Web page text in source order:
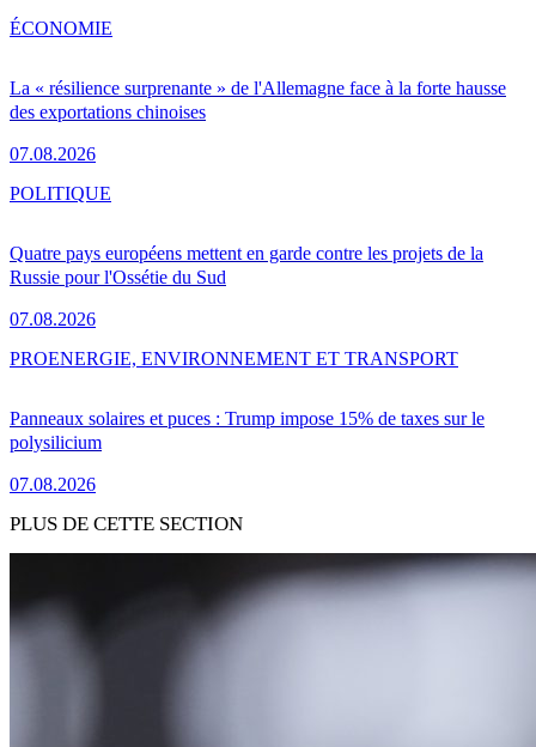
La « résilience surprenante » de l'Allemagne face à la forte hausse
des exportations chinoises
07.08.2026
ÉCONOMIE
Quatre pays européens mettent en garde contre les projets de la
Russie pour l'Ossétie du Sud
07.08.2026
POLITIQUE
Panneaux solaires et puces : Trump impose 15% de taxes sur le
polysilicium
07.08.2026
PROENERGIE, ENVIRONNEMENT ET TRANSPORT
PLUS DE CETTE SECTION